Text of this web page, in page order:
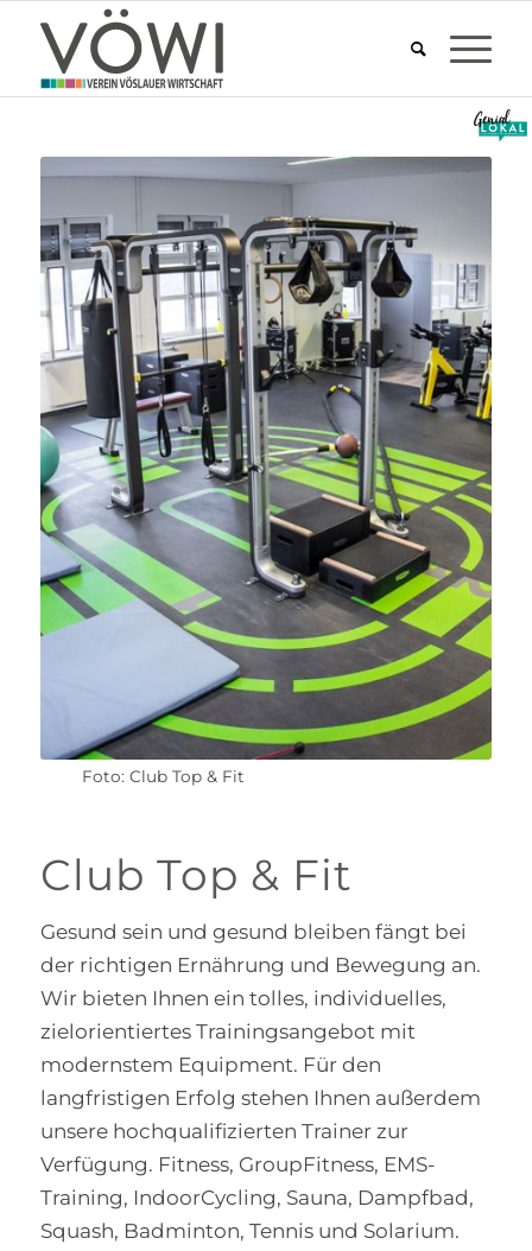
Foto: Club Top & Fit
Club Top & Fit
Gesund sein und gesund bleiben fängt bei
der richtigen Ernährung und Bewegung an.
Wir bieten Ihnen ein tolles, individuelles,
zielorientiertes Trainingsangebot mit
modernstem Equipment. Für den
langfristigen Erfolg stehen Ihnen außerdem
unsere hochqualifizierten Trainer zur
Verfügung. Fitness, GroupFitness, EMS-
Training, IndoorCycling, Sauna, Dampfbad,
Squash, Badminton, Tennis und Solarium.